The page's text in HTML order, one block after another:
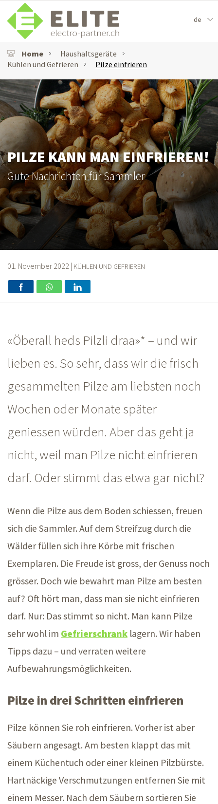
de
Home
Haushaltsgeräte
Kühlen und Gefrieren
Pilze einfrieren
PILZE KANN MAN EINFRIEREN!
Gute Nachrichten für Sammler
01. November 2022 | KÜHLEN UND GEFRIEREN
«Öberall heds Pilzli draa»* – und wir
lieben es. So sehr, dass wir die frisch
gesammelten Pilze am liebsten noch
Wochen oder Monate später
geniessen würden. Aber das geht ja
nicht, weil man Pilze nicht einfrieren
darf. Oder stimmt das etwa gar nicht?
Wenn die Pilze aus dem Boden schiessen, freuen
sich die Sammler. Auf dem Streifzug durch die
Wälder füllen sich ihre Körbe mit frischen
Exemplaren. Die Freude ist gross, der Genuss noch
grösser. Doch wie bewahrt man Pilze am besten
auf? Oft hört man, dass man sie nicht einfrieren
darf. Nur: Das stimmt so nicht. Man kann Pilze
sehr wohl im Gefrierschrank lagern. Wir haben
Tipps dazu – und verraten weitere
Aufbewahrungsmöglichkeiten.
Pilze in drei Schritten einfrieren
Pilze können Sie roh einfrieren. Vorher ist aber
Säubern angesagt. Am besten klappt das mit
einem Küchentuch oder einer kleinen Pilzbürste.
Hartnäckige Verschmutzungen entfernen Sie mit
einem Messer. Nach dem Säubern sortieren Sie